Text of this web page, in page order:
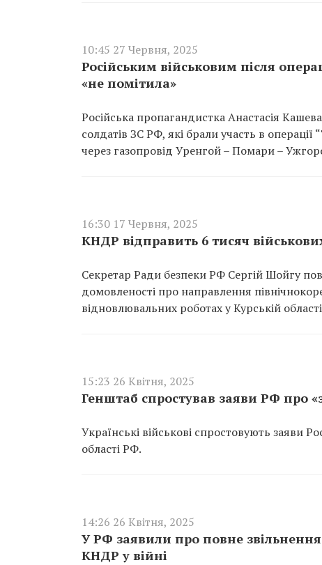
10:45 27 Червня, 2025
Російським військовим після
«не помітила»
Російська пропагандистка Анастасія
солдатів ЗС РФ, які брали участь в
через газопровід Уренгой – Помари –
16:30 17 Червня, 2025
КНДР відправить 6 тисяч
Секретар Ради безпеки РФ Сергій Шойгу
домовленості про направлення
відновлювальних роботах у Курській
15:23 26 Квітня, 2025
Генштаб спростував заяви РФ про
Українські військові спростовують заяви
області РФ.
14:26 26 Квітня, 2025
У РФ заявили про повне
КНДР у війні